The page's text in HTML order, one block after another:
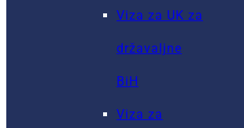
Viza za UK za
državaljne
BiH
Viza za